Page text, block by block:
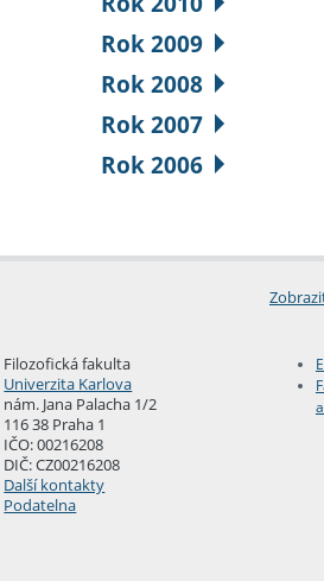
Rok 2009
Rok 2008
Rok 2007
Rok 2006
Filozofická fakulta
Univerzita Karlova
nám. Jana Palacha 1/2
116 38 Praha 1
IČO: 00216208
DIČ: CZ00216208
Další kontakty
Podatelna